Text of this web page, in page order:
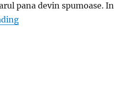
pana devin spumoase.
“Madlene cu unt –